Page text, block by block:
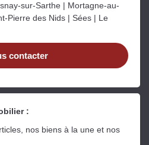
sur-Sarthe | Mortagne-au-
Pierre des Nids | Sées | Le
contacter
:
nos biens à la une et nos